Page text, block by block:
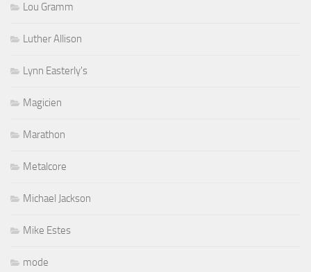
Lou Gramm
Luther Allison
Lynn Easterly's
Magicien
Marathon
Metalcore
Michael Jackson
Mike Estes
mode